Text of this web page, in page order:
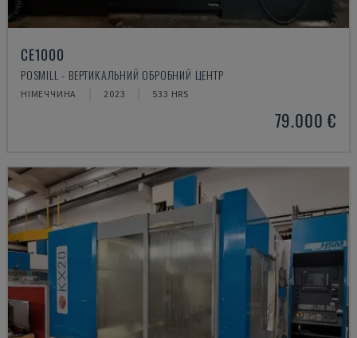
CE1000
POSMILL - ВЕРТИКАЛЬНИЙ ОБРОБНИЙ ЦЕНТР
НІМЕЧЧИНА 2023 533 HRS
79.000 €